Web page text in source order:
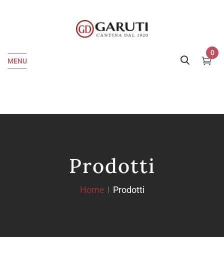
MENU
0
Prodotti
Home Prodotti